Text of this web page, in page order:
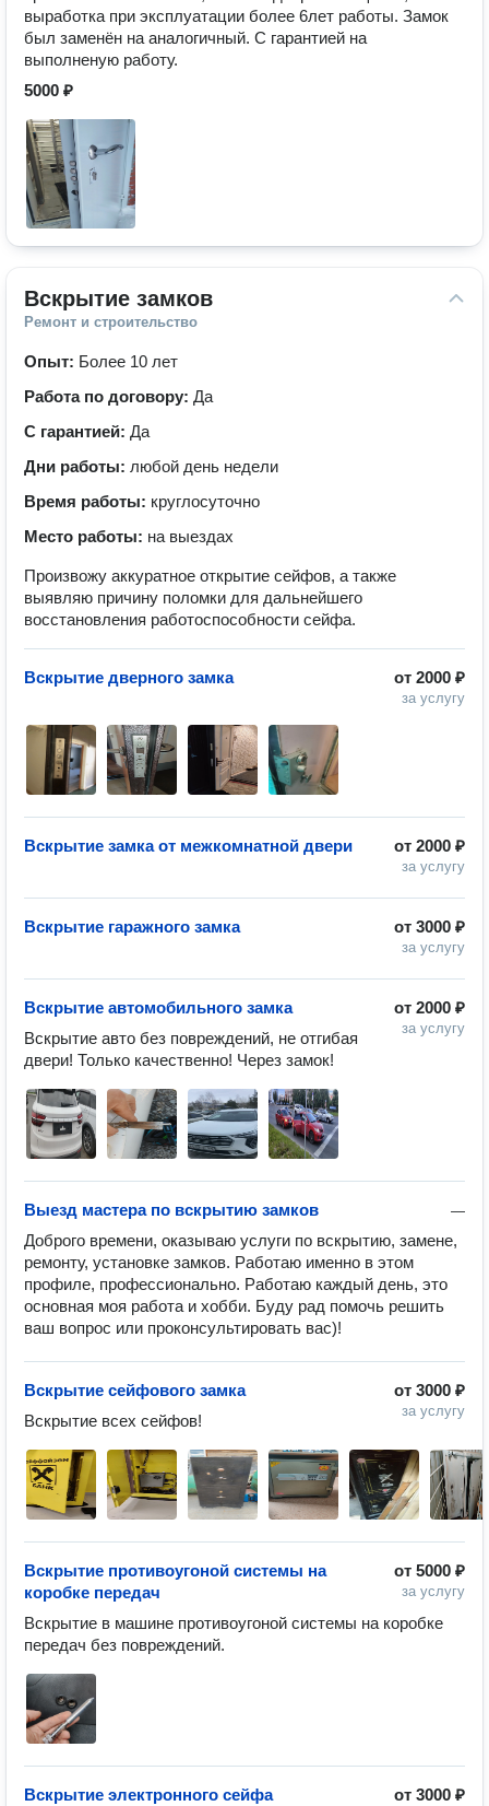
выработка при эксплуатации более 6лет работы. Замок
был заменён на аналогичный. С гарантией на
выполненую работу.
5000 ₽
Вскрытие замков
Ремонт и строительство
Опыт: Более 10 лет
Работа по договору: Да
С гарантией: Да
Дни работы: любой день недели
Время работы: круглосуточно
Место работы: на выездах
Произвожу аккуратное открытие сейфов, а также
выявляю причину поломки для дальнейшего
восстановления работоспособности сейфа.
от 2000 ₽
за услугу
Вскрытие дверного замка
от 2000 ₽
за услугу
Вскрытие замка от межкомнатной двери
от 3000 ₽
за услугу
Вскрытие гаражного замка
от 2000 ₽
за услугу
Вскрытие автомобильного замка
Вскрытие авто без повреждений, не отгибая
двери! Только качественно! Через замок!
—
Выезд мастера по вскрытию замков
Доброго времени, оказываю услуги по вскрытию, замене,
ремонту, установке замков. Работаю именно в этом
профиле, профессионально. Работаю каждый день, это
основная моя работа и хобби. Буду рад помочь решить
ваш вопрос или проконсультировать вас)!
от 3000 ₽
за услугу
Вскрытие сейфового замка
Вскрытие всех сейфов!
от 5000 ₽
за услугу
Вскрытие противоугоной системы на
коробке передач
Вскрытие в машине противоугоной системы на коробке
передач без повреждений.
от 3000 ₽
Вскрытие электронного сейфа